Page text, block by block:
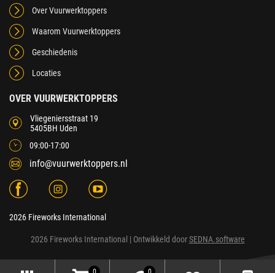
Over Vuurwerktoppers
Waarom Vuurwerktoppers
Geschiedenis
Locaties
OVER VUURWERKTOPPERS
Vliegeniersstraat 19
5405BH Uden
09:00-17:00
info@vuurwerktoppers.nl
2026 Fireworks International
2026 Fireworks International | Ontwikkeld doorSEDNA.software